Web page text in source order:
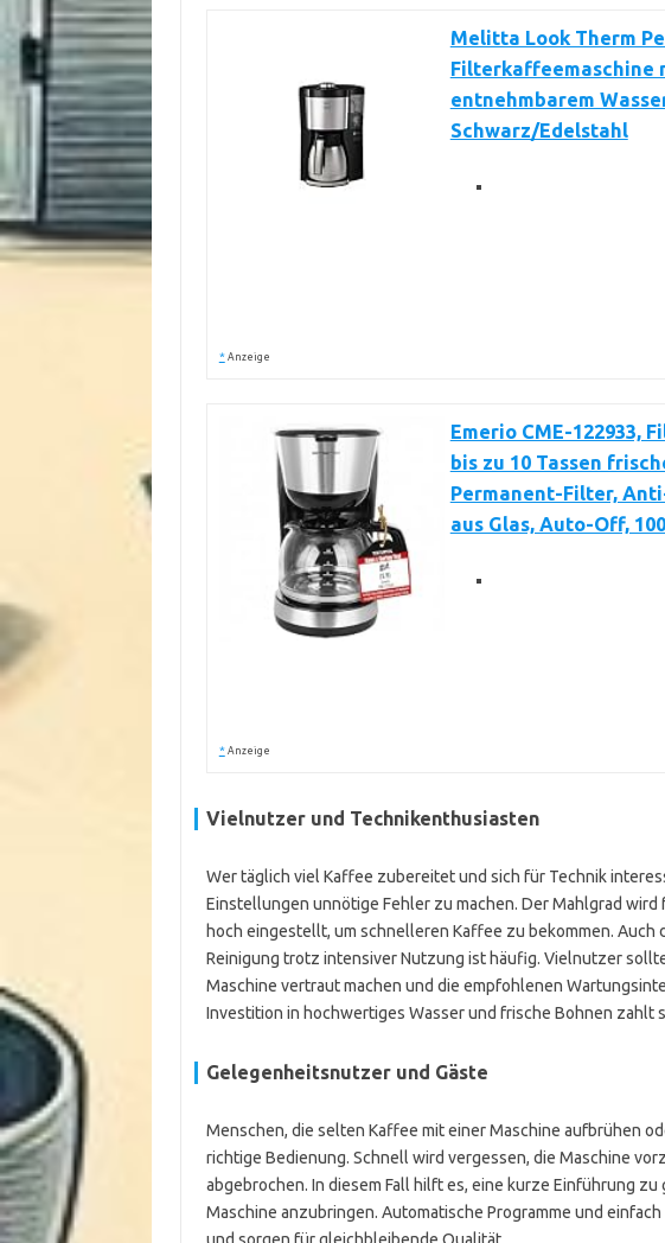
Melitta Look Therm
Filterkaffeemaschine
entnehmbarem
Schwarz/Edelstahl
* Anzeige
Emerio CME-122933,
bis zu 10 Tassen
Permanent-Filter,
aus Glas, Auto-Off,
* Anzeige
Vielnutzer und Technikenthusiasten
Wer täglich viel Kaffee zubereitet und sich für Technik
Einstellungen unnötige Fehler zu machen. Der Mahlgrad
hoch eingestellt, um schnelleren Kaffee zu bekommen. Auch
Reinigung trotz intensiver Nutzung ist häufig. Vielnutzer
Maschine vertraut machen und die empfohlenen
Investition in hochwertiges Wasser und frische Bohnen zahlt
Gelegenheitsnutzer und Gäste
Menschen, die selten Kaffee mit einer Maschine aufbrühen
richtige Bedienung. Schnell wird vergessen, die Maschine
abgebrochen. In diesem Fall hilft es, eine kurze Einführung
Maschine anzubringen. Automatische Programme und